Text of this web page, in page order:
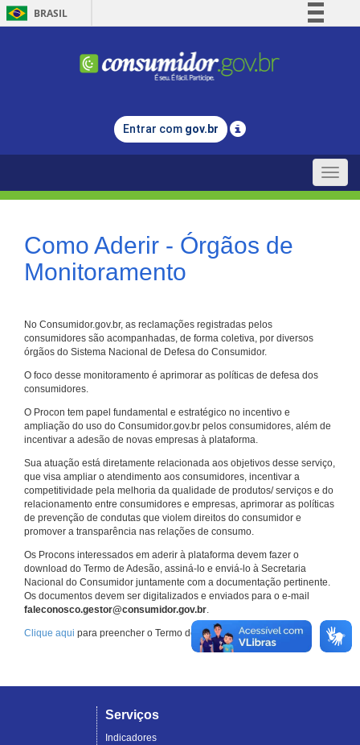
BRASIL
Comunica BR
Legislação
Entrar com gov.br
Toggle
Como Aderir - Órgãos de
Monitoramento
No Consumidor.gov.br, as reclamações registradas pelos
consumidores são acompanhadas, de forma coletiva, por diversos
órgãos do Sistema Nacional de Defesa do Consumidor.
O foco desse monitoramento é aprimorar as políticas de defesa dos
consumidores.
O Procon tem papel fundamental e estratégico no incentivo e
ampliação do uso do Consumidor.gov.br pelos consumidores, além de
incentivar a adesão de novas empresas à plataforma.
Sua atuação está diretamente relacionada aos objetivos desse serviço,
que visa ampliar o atendimento aos consumidores, incentivar a
competitividade pela melhoria da qualidade de produtos/ serviços e do
relacionamento entre consumidores e empresas, aprimorar as políticas
de prevenção de condutas que violem direitos do consumidor e
promover a transparência nas relações de consumo.
Os Procons interessados em aderir à plataforma devem fazer o
download do Termo de Adesão, assiná-lo e enviá-lo à Secretaria
Nacional do Consumidor juntamente com a documentação pertinente.
Os documentos devem ser digitalizados e enviados para o e-mail
faleconosco.gestor@consumidor.gov.br.
Clique aqui para preencher o Termo de Adesão.
Serviços
Indicadores